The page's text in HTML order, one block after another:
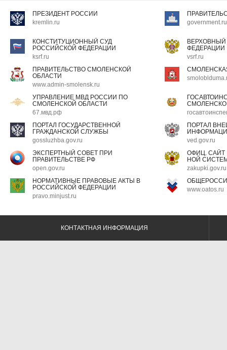
ПРЕЗИДЕНТ РОССИИ
kremlin.ru
government.ru
КОНСТИТУЦИОННЫЙ СУД
РОССИЙСКОЙ ФЕДЕРАЦИИ
ksrf.ru
ФЕДЕРАЦИИ
vsrf.ru
ПРАВИТЕЛЬСТВО СМОЛЕНСКОЙ
ОБЛАСТИ
www.admin-smolensk.ru
УПРАВЛЕНИЕ МВД РОССИИ ПО
СМОЛЕНСКОЙ ОБЛАСТИ
67.мвд.рф
ПОРТАЛ ГОСУДАРСТВЕННОЙ
ГРАЖДАНСКОЙ СЛУЖБЫ
gossluzhba.gov.ru
ПОРТАЛ
ved.gov.ru
ЭКСПЕРТНЫЙ СОВЕТ ПРИ
ПРАВИТЕЛЬСТВЕ РФ
open.gov.ru
ОФИЦ.
НОЙ
zakupki.gov.ru
НОРМАТИВНЫЕ ПРАВОВЫЕ АКТЫ В
РОССИЙСКОЙ ФЕДЕРАЦИИ
pravo.minjust.ru
www.oatos.ru
КОНТАКТНАЯ ИНФОРМАЦИЯ